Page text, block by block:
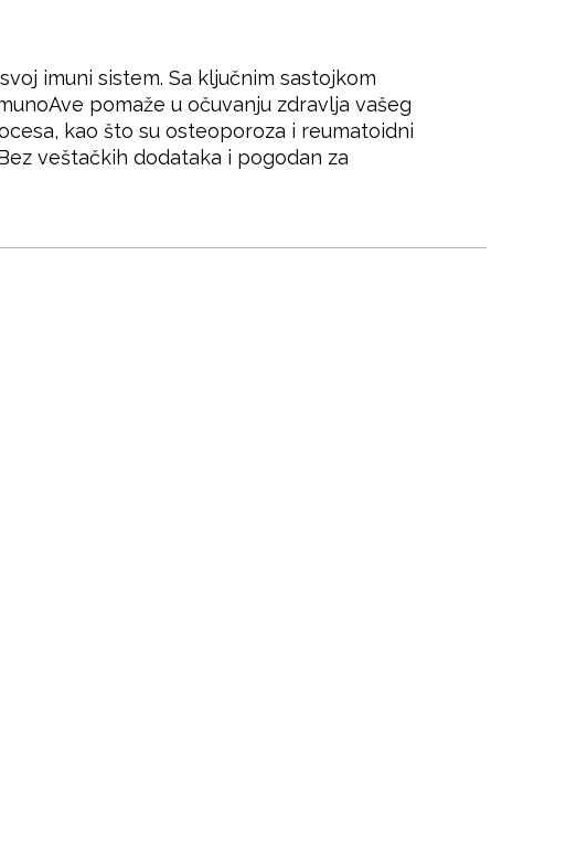
imuni sistem. Sa ključnim sastojkom
pomaže u očuvanju zdravlja vašeg
kao što su osteoporoza i reumatoidni
veštačkih dodataka i pogodan za